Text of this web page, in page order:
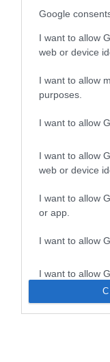
Google
I want to allow
web or device
I want to allow
purposes.
I want to allow
I want to allow
web or device
I want to allow
or app.
I want to allow
I want to allow
authentication
akkori
Ennek